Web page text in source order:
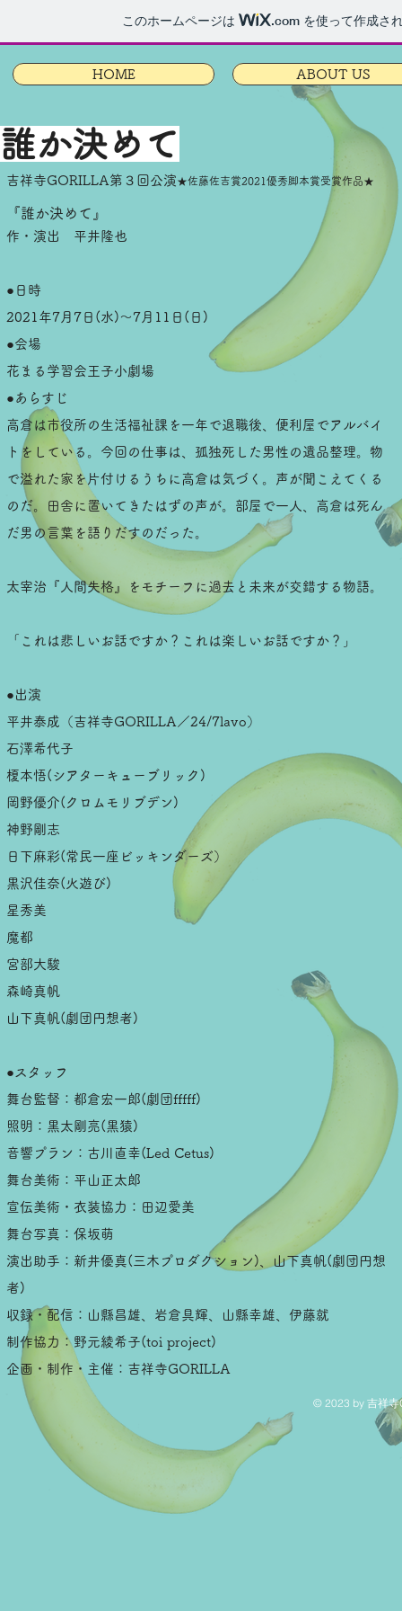
このホームページは .com を使って作成さ
HOME ABOUT US
吉祥寺GORILLA第３回公演★佐藤佐吉賞2021優秀脚本賞受賞作品★
『誰か決めて』
作・演出 平井隆也
●日時
2021年7月7日(水)～7月11日(日)
●会場
花まる学習会王子小劇場
●あらすじ
高倉は市役所の生活福祉課を一年で退職後、便利屋でアルバイ
トをしている。今回の仕事は、孤独死した男性の遺品整理。物
で溢れた家を片付けるうちに高倉は気づく。声が聞こえてくる
のだ。田舎に置いてきたはずの声が。部屋で一人、高倉は死ん
だ男の言葉を語りだすのだった。
太宰治『人間失格』をモチーフに過去と未来が交錯する物語。
「これは悲しいお話ですか？これは楽しいお話ですか？」
●出演
平井泰成（吉祥寺GORILLA／24/7lavo）
石澤希代子
榎本悟(シアターキューブリック)
岡野優介(クロムモリブデン)
神野剛志
日下麻彩(常民一座ビッキンダーズ）
黒沢佳奈(火遊び)
星秀美
魔都
宮部大駿
森崎真帆
山下真帆(劇団円想者)
●スタッフ
舞台監督：都倉宏一郎(劇団fffff)
照明：黒太剛亮(黒猿)
音響プラン：古川直幸(Led Cetus)
舞台美術：平山正太郎
宣伝美術・衣装協力：田辺愛美
舞台写真：保坂萌
演出助手：新井優真(三木プロダクション)、山下真帆(劇団円想
者)
収録・配信：山縣昌雄、岩倉具輝、山縣幸雄、伊藤就
制作協力：野元綾希子(toi project)
企画・制作・主催：吉祥寺GORILLA
誰か決めて
© 2023 by 吉祥